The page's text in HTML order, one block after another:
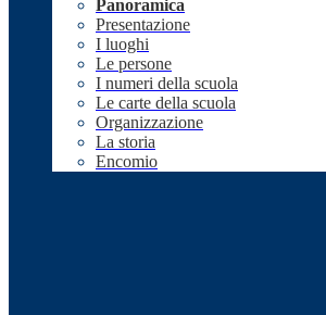
Panoramica
Presentazione
I luoghi
Le persone
I numeri della scuola
Le carte della scuola
Organizzazione
La storia
Encomio